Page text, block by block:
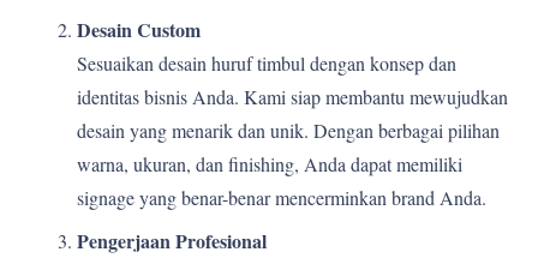
Desain Custom
Sesuaikan desain huruf timbul dengan konsep dan
identitas bisnis Anda. Kami siap membantu mewujudkan
desain yang menarik dan unik. Dengan berbagai pilihan
warna, ukuran, dan finishing, Anda dapat memiliki
signage yang benar-benar mencerminkan brand Anda.
Pengerjaan Profesional